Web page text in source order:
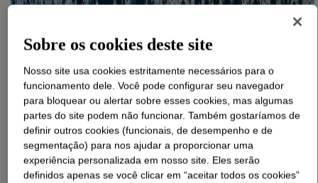
O que éACRYSOL™ RM-735BF Rheology Modifier
Modificador de Reologia sem biocidas*, sem solventes†
com uretano de óxido de etileno hidrofobicamente
Sobre os cookies deste site
Nosso site usa cookies estritamente necessários para o
funcionamento dele. Você pode configurar seu navegador
para bloquear ou alertar sobre esses cookies, mas algumas
partes do site podem não funcionar. Também gostaríamos de
definir outros cookies (funcionais, de desempenho e de
segmentação) para nos ajudar a proporcionar uma
experiência personalizada em nosso site. Eles serão
definidos apenas se você clicar em “aceitar todos os cookies”